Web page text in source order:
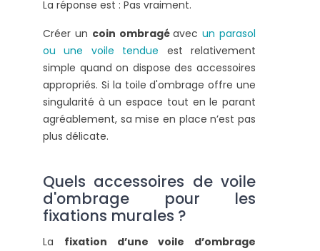
La réponse est : Pas vraiment.
Créer un coin ombragéavecun parasol
ou une voile tendue est relativement
simple quand on dispose des accessoires
appropriés. Si la toile d'ombrage offre une
singularité à un espace tout en le parant
agréablement, sa mise en place n’est pas
plus délicate.
Quels accessoires de voile
d'ombrage pour les
fixations murales ?
La fixation d’une voile d’ombrage